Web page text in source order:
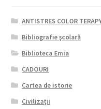
ANTISTRES COLOR
Bibliografie şcolară
Biblioteca Emia
CADOURI
Cartea de istorie
Civilizații